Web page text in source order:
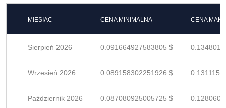
MIESIĄC CENA MINIMALNA CENA
Sierpień 2026 0.091664927583805 $
Wrzesień 2026 0.089158302251926 $
Październik 2026 0.087080925005725 $